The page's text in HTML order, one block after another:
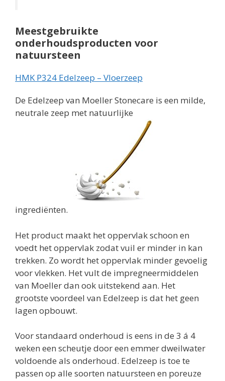
Meestgebruikte
onderhoudsproducten voor
natuursteen
HMK P324 Edelzeep – Vloerzeep
De Edelzeep van Moeller Stonecare is een milde,
neutrale zeep met natuurlijke
ingrediënten.
Het product maakt het oppervlak schoon en
voedt het oppervlak zodat vuil er minder in kan
trekken. Zo wordt het oppervlak minder gevoelig
voor vlekken. Het vult de impregneermiddelen
van Moeller dan ook uitstekend aan. Het
grootste voordeel van Edelzeep is dat het geen
lagen opbouwt.
Voor standaard onderhoud is eens in de 3 á 4
weken een scheutje door een emmer dweilwater
voldoende als onderhoud. Edelzeep is toe te
passen op alle soorten natuursteen en poreuze